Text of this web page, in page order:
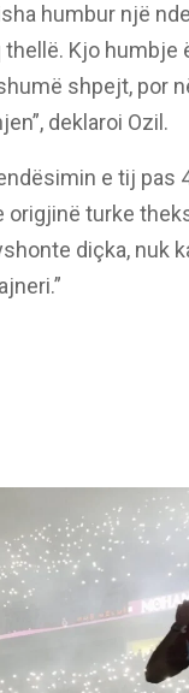
humbur një
Kjo humbje
shpejt, por
deklaroi Ozil.
e tij pas
origjinë turke
diçka, nuk